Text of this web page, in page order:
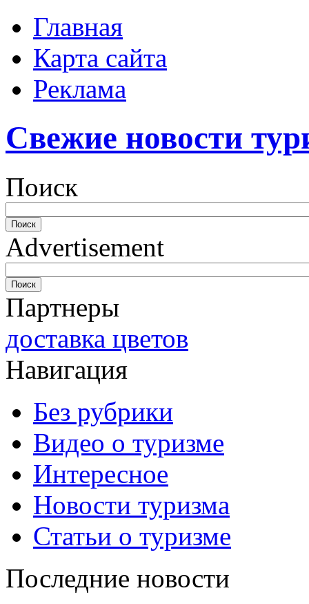
Главная
Карта сайта
Реклама
Свежие новости
Поиск
Advertisement
Партнеры
доставка цветов
Навигация
Без рубрики
Видео о туризме
Интересное
Новости туризма
Статьи о туризме
Последние новости